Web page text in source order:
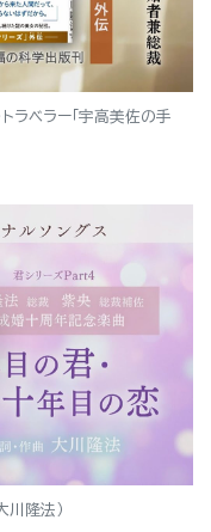
ラベラー「宇高美佐の手
川隆法）